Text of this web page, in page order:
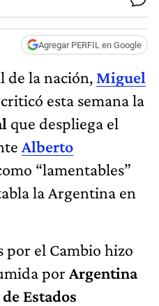
Agregar PERFIL en Google
de la nación, Miguel
esta semana la
que despliega el
Alberto
“lamentables”
la Argentina en
por el Cambio hizo
por Argentina
Estados